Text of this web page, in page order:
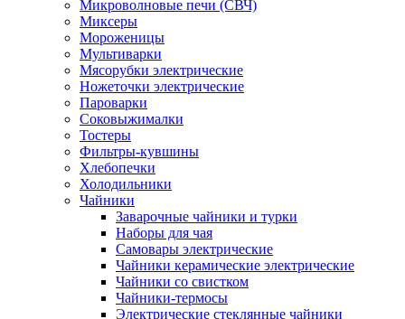
Микроволновые печи (СВЧ)
Миксеры
Мороженицы
Мультиварки
Мясорубки электрические
Ножеточки электрические
Пароварки
Соковыжималки
Тостеры
Фильтры-кувшины
Хлебопечки
Холодильники
Чайники
Заварочные чайники и турки
Наборы для чая
Самовары электрические
Чайники керамические электрические
Чайники со свистком
Чайники-термосы
Электрические стеклянные чайники